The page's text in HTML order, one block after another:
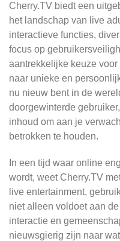
Cherry.TV biedt een
het landschap van live
interactieve functies,
focus op
aantrekkelijke keuze
naar unieke en
nu nieuw bent in de
doorgewinterde
inhoud om aan je
betrokken te houden.
In een tijd waar online
wordt, weet Cherry.TV
live entertainment,
niet alleen voldoet aan
interactie en
nieuwsgierig zijn naar